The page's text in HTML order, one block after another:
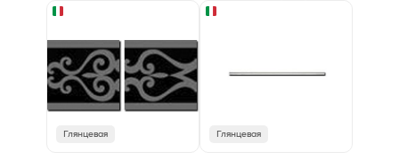
Глянцевая Глянцевая